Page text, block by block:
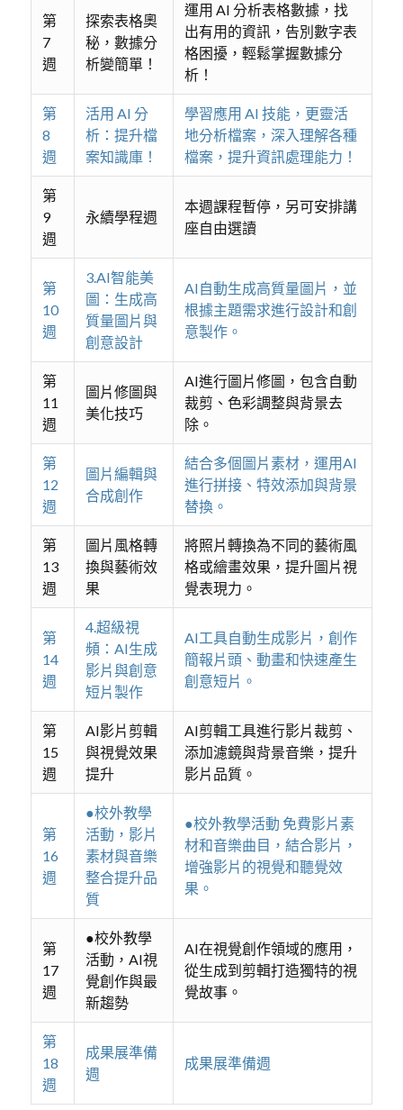
第
7
週
探索表格奧
秘，數據分
析變簡單！
運用 AI 分析表格數據，找
出有用的資訊，告別數字表
格困擾，輕鬆掌握數據分
析！
第
8
週
活用 AI 分
析：提升檔
案知識庫！
學習應用 AI 技能，更靈活
地分析檔案，深入理解各種
檔案，提升資訊處理能力！
第
9
週
永續學程週
本週課程暫停，另可安排講
座自由選讀
第
10
週
3.AI智能美
圖：生成高
質量圖片與
創意設計
AI自動生成高質量圖片，並
根據主題需求進行設計和創
意製作。
第
11
週
圖片修圖與
美化技巧
AI進行圖片修圖，包含自動
裁剪、色彩調整與背景去
除。
第
12
週
圖片編輯與
合成創作
結合多個圖片素材，運用AI
進行拼接、特效添加與背景
替換。
第
13
週
圖片風格轉
換與藝術效
果
將照片轉換為不同的藝術風
格或繪畫效果，提升圖片視
覺表現力。
第
14
週
4.超級視
頻：AI生成
影片與創意
短片製作
AI工具自動生成影片，創作
簡報片頭、動畫和快速產生
創意短片。
第
15
週
AI影片剪輯
與視覺效果
提升
AI剪輯工具進行影片裁剪、
添加濾鏡與背景音樂，提升
影片品質。
第
16
週
●校外教學
活動，影片
素材與音樂
整合提升品
質
●校外教學活動 免費影片素
材和音樂曲目，結合影片，
增強影片的視覺和聽覺效
果。
第
17
週
●校外教學
活動，AI視
覺創作與最
新趨勢
AI在視覺創作領域的應用，
從生成到剪輯打造獨特的視
覺故事。
第
18
週
成果展準備
週
成果展準備週